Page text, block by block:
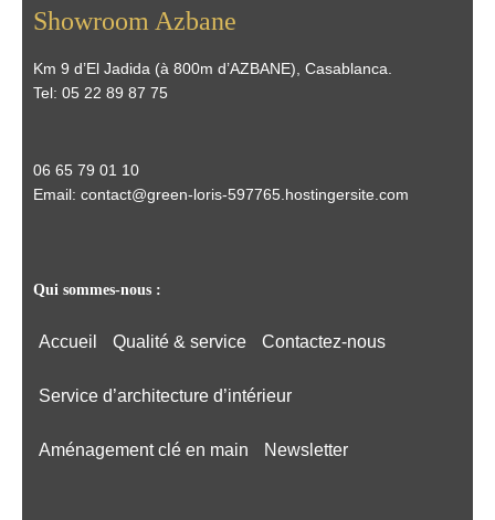
Showroom Azbane
Km 9 d’El Jadida (à 800m d’AZBANE), Casablanca.
Tel: 05 22 89 87 75
06 65 79 01 10
Email: contact@green-loris-597765.hostingersite.com
Qui sommes-nous :
Accueil Qualité & service Contactez-nous
Service d’architecture d’intérieur
Aménagement clé en main Newsletter